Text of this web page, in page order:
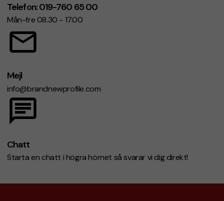
Naturmaterial (t.ex. halm)
3) Hur du vill att loggan ska kännas
Brodyr→ mer premium och slitstarkt.
3D-brodyr / märken
Telefon: 019-760 65 00
Mån-fre 08.30 - 17.00
Mejl
info@brandnewprofile.com
Chatt
Starta en chatt i högra hörnet så svarar vi dig direkt!